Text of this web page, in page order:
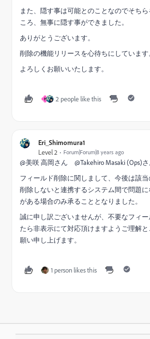
また、隠す事は可能とのことなのでそち
ころ、無事に隠す事ができました。
ありがとうございます。
削除の機能リリースを心待ちにしています
よろしくお願いいたします。
H 2 people like this
Eri_Shimomura1
Level 2 Forum|Forum|8 years ago
@美咲 高岡​さん @Takehiro Masaki (Ops)​
フィールド削除に関しまして、今後は該
削除しないと連携するシステム間で問題
がある場合のみ承ることとなりました。
誠に申し訳ございませんが、不要なフィ
たら非表示にて対応頂けますようご理解
願い申し上げます。
1 person likes this